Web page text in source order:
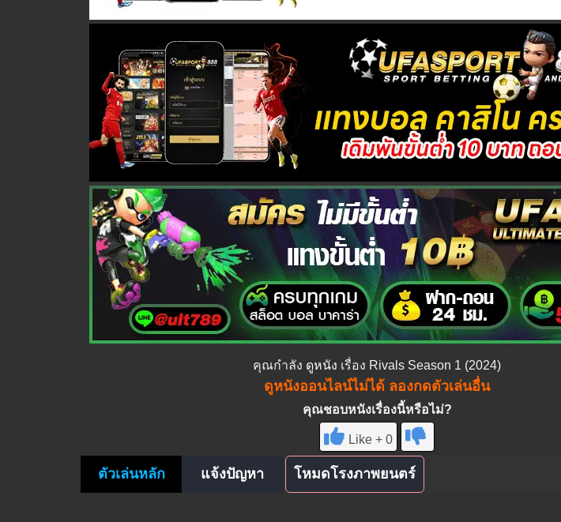
คุณกำลัง ดูหนัง เรื่อง Rivals Season 1 (2024)
ดูหนังออนไลน์ไม่ได้ ลองกดตัวเล่นอื่น
คุณชอบหนังเรื่องนี้หรือไม่?
Like + 0
ตัวเล่นหลัก แจ้งปัญหา โหมดโรงภาพยนตร์